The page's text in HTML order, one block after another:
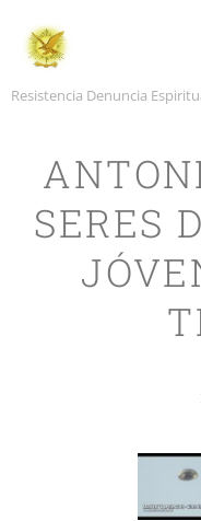
Resistencia Denuncia
SERES